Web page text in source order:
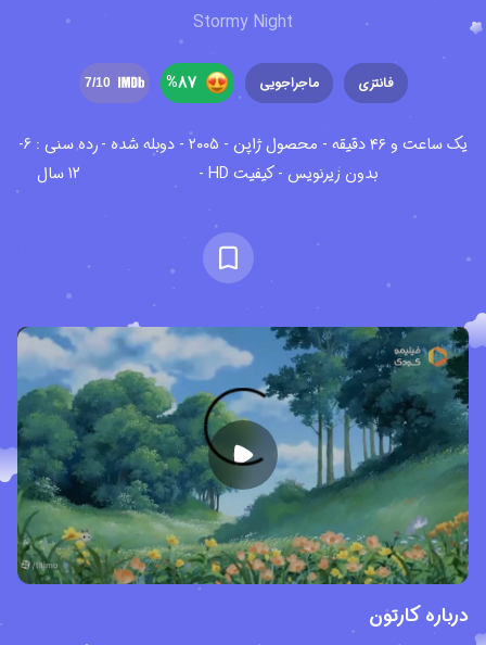
Stormy Night
فانتزی ماجراجویی 87
%
7/10
یک ساعت و ۴۶ دقیقه - محصول ژاپن - ۲۰۰۵ - دوبله شده -
بدون زیرنویس - کیفیت HD -
رده سنی : 6-
12 سال
درباره کارتون